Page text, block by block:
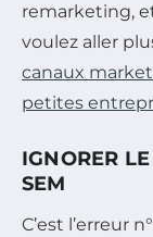
remarketing,
voulez aller
canaux
petites
IGNORER
SEM
C’est l’erreur